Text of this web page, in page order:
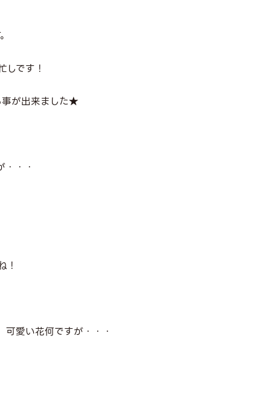
です！
が出来ました★
・・
！
愛い花何ですが・・・